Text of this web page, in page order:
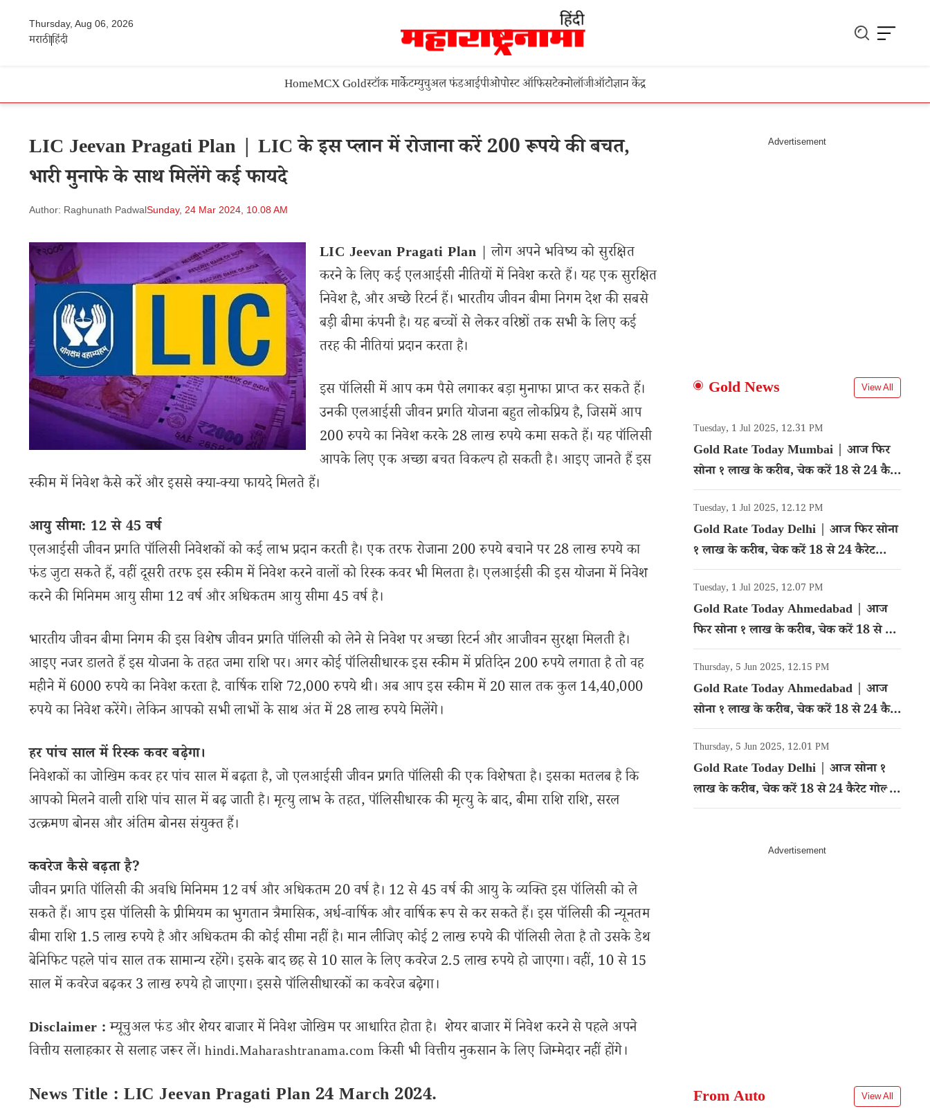
Thursday, Aug 06, 2026
मराठीहिंदी
HomeMCX Goldस्टॉक मार्केटम्युचुअल फंडआईपीओपोस्ट ऑफिसटेक्नोलॉजीऑटोज्ञान केंद्र
LIC Jeevan Pragati Plan | LIC के इस प्लान में रोजाना करें 200 रूपये की बचत,
भारी मुनाफे के साथ मिलेंगे कई फायदे
Author: Raghunath PadwalSunday, 24 Mar 2024, 10.08 AM
LIC Jeevan Pragati Plan | लोग अपने भविष्य को सुरक्षित
करने के लिए कई एलआईसी नीतियों में निवेश करते हैं। यह एक सुरक्षित
निवेश है, और अच्छे रिटर्न हैं। भारतीय जीवन बीमा निगम देश की सबसे
बड़ी बीमा कंपनी है। यह बच्चों से लेकर वरिष्ठों तक सभी के लिए कई
तरह की नीतियां प्रदान करता है।
इस पॉलिसी में आप कम पैसे लगाकर बड़ा मुनाफा प्राप्त कर सकते हैं।
उनकी एलआईसी जीवन प्रगति योजना बहुत लोकप्रिय है, जिसमें आप
200 रुपये का निवेश करके 28 लाख रुपये कमा सकते हैं। यह पॉलिसी
आपके लिए एक अच्छा बचत विकल्प हो सकती है। आइए जानते हैं इस
स्कीम में निवेश कैसे करें और इससे क्या-क्या फायदे मिलते हैं।
आयु सीमा: 12 से 45 वर्ष
एलआईसी जीवन प्रगति पॉलिसी निवेशकों को कई लाभ प्रदान करती है। एक तरफ रोजाना 200 रुपये बचाने पर 28 लाख रुपये का
फंड जुटा सकते हैं, वहीं दूसरी तरफ इस स्कीम में निवेश करने वालों को रिस्क कवर भी मिलता है। एलआईसी की इस योजना में निवेश
करने की मिनिमम आयु सीमा 12 वर्ष और अधिकतम आयु सीमा 45 वर्ष है।
भारतीय जीवन बीमा निगम की इस विशेष जीवन प्रगति पॉलिसी को लेने से निवेश पर अच्छा रिटर्न और आजीवन सुरक्षा मिलती है।
आइए नजर डालते हैं इस योजना के तहत जमा राशि पर। अगर कोई पॉलिसीधारक इस स्कीम में प्रतिदिन 200 रुपये लगाता है तो वह
महीने में 6000 रुपये का निवेश करता है. वार्षिक राशि 72,000 रुपये थी। अब आप इस स्कीम में 20 साल तक कुल 14,40,000
रुपये का निवेश करेंगे। लेकिन आपको सभी लाभों के साथ अंत में 28 लाख रुपये मिलेंगे।
हर पांच साल में रिस्क कवर बढ़ेगा।
निवेशकों का जोखिम कवर हर पांच साल में बढ़ता है, जो एलआईसी जीवन प्रगति पॉलिसी की एक विशेषता है। इसका मतलब है कि
आपको मिलने वाली राशि पांच साल में बढ़ जाती है। मृत्यु लाभ के तहत, पॉलिसीधारक की मृत्यु के बाद, बीमा राशि राशि, सरल
उत्क्रमण बोनस और अंतिम बोनस संयुक्त हैं।
कवरेज कैसे बढ़ता है?
जीवन प्रगति पॉलिसी की अवधि मिनिमम 12 वर्ष और अधिकतम 20 वर्ष है। 12 से 45 वर्ष की आयु के व्यक्ति इस पॉलिसी को ले
सकते हैं। आप इस पॉलिसी के प्रीमियम का भुगतान त्रैमासिक, अर्ध-वार्षिक और वार्षिक रूप से कर सकते हैं। इस पॉलिसी की न्यूनतम
बीमा राशि 1.5 लाख रुपये है और अधिकतम की कोई सीमा नहीं है। मान लीजिए कोई 2 लाख रुपये की पॉलिसी लेता है तो उसके डेथ
बेनिफिट पहले पांच साल तक सामान्य रहेंगे। इसके बाद छह से 10 साल के लिए कवरेज 2.5 लाख रुपये हो जाएगा। वहीं, 10 से 15
साल में कवरेज बढ़कर 3 लाख रुपये हो जाएगा। इससे पॉलिसीधारकों का कवरेज बढ़ेगा।
Disclaimer :म्यूचुअल फंड और शेयर बाजार में निवेश जोखिम पर आधारित होता है। शेयर बाजार में निवेश करने से पहले अपने
वित्तीय सलाहकार से सलाह जरूर लें। hindi.Maharashtranama.com किसी भी वित्तीय नुकसान के लिए जिम्मेदार नहीं होंगे।
News Title : LIC Jeevan Pragati Plan 24 March 2024.
Gold News View All
Tuesday, 1 Jul 2025, 12.31 PM
Gold Rate Today Mumbai | आज फिर
सोना १ लाख के करीब, चेक करें 18 से 24 कैरेट
गोल्ड का रेट
Tuesday, 1 Jul 2025, 12.12 PM
Gold Rate Today Delhi | आज फिर सोना
१ लाख के करीब, चेक करें 18 से 24 कैरेट
गोल्ड का रेट
Tuesday, 1 Jul 2025, 12.07 PM
Gold Rate Today Ahmedabad | आज
फिर सोना १ लाख के करीब, चेक करें 18 से 24
कैरेट गोल्ड का रेट
Thursday, 5 Jun 2025, 12.15 PM
Gold Rate Today Ahmedabad | आज
सोना १ लाख के करीब, चेक करें 18 से 24 कैरेट
गोल्ड का रेट
Thursday, 5 Jun 2025, 12.01 PM
Gold Rate Today Delhi | आज सोना १
लाख के करीब, चेक करें 18 से 24 कैरेट गोल्ड
का रेट
From Auto View All